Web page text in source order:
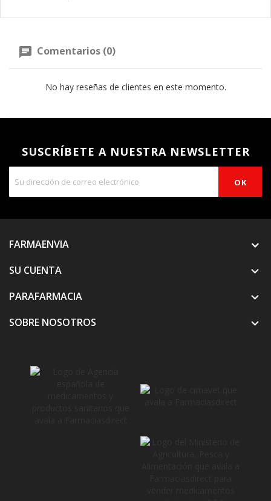
Comentarios (0)
No hay reseñas de clientes en este momento.
SUSCRÍBETE A NUESTRA NEWSLETTER
FARMAENVIA
SU CUENTA

PARAFARMACIA 
SOBRE NOSOTROS 